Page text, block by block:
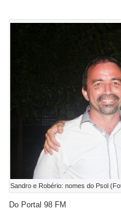
Sandro e Robério: nomes do Psol
Do Portal 98 FM